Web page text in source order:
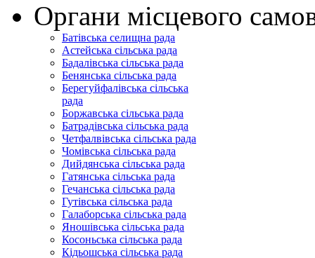
Органи місцевого
Батівська селищна рада
Астейська сільська рада
Бадалівська сільська рада
Бенянська сільська рада
Берегуйфалівська сільська
рада
Боржавська сільська рада
Батрадівська сільська рада
Четфалвівська сільська рада
Чомівська сільська рада
Дийдянська сільська рада
Гатянська сільська рада
Гечанська сільська рада
Гутівська сільська рада
Галаборська сільська рада
Яношівська сільська рада
Косоньська сільська рада
Кідьошська сільська рада